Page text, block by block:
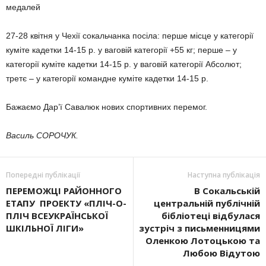
медалей
27-28 квітня у Чехії сокальчанка посіла: перше місце у категорії
куміте кадетки 14-15 р. у ваговій категорії +55 кг; перше – у
категорії куміте ка­детки 14-15 р. у ваговій категорії Абсолют;
третє – у категорії ко­мандне куміте кадетки 14-15 р.
Бажаємо Дар’ї Савалюк нових спортивних перемог.
Василь СОРОЧУК.
Попередні публікації
ПЕРЕМОЖЦІ РАЙОННОГО
ЕТАПУ ПРОЕКТУ «ПЛІЧ-О-
ПЛІЧ ВСЕУКРАЇНСЬКОЇ
ШКІЛЬНОЇ ЛІГИ»
Наступна публікація
В Сокальській
центральній публічній
бібліотеці відбулася
зустріч з письменницями
Оленкою Ло­тоцькою та
Любою Відутою